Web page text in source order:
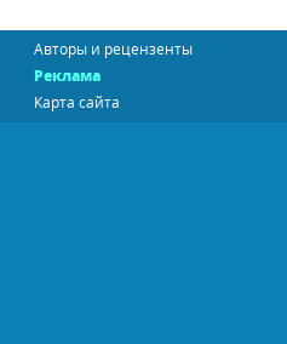
Авторы и рецензенты
Реклама
Карта сайта